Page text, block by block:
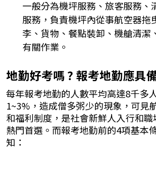
一般分為機坪服務、旅客服務、
服務，負責機坪內從事航空器拖
李、貨物、餐點裝卸、機艙清潔
有關作業。
地勤好考嗎 ? 報考地勤應具
每年報考地勤的人數平均高達8千多
1~3%，造成僧多粥少的現象，可見
和福利制度，是社會新鮮人入行和
熱門首選。而報考地勤前的4項基本
知：